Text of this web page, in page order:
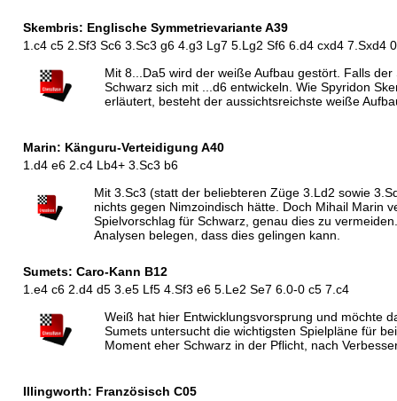
Skembris: Englische Symmetrievariante A39
1.c4 c5 2.Sf3 Sc6 3.Sc3 g6 4.g3 Lg7 5.Lg2 Sf6 6.d4 cxd4 7.Sxd4
Mit 8...Da5 wird der weiße Aufbau gestört. Falls
Schwarz sich mit ...d6 entwickeln. Wie Spyridon
erläutert, besteht der aussichtsreichste weiße
Marin: Känguru-Verteidigung A40
1.d4 e6 2.c4 Lb4+ 3.Sc3 b6
Mit 3.Sc3 (statt der beliebteren Züge 3.Ld2 sowie
nichts gegen Nimzoindisch hätte. Doch Mihail Marin
Spielvorschlag für Schwarz, genau dies zu
Analysen belegen, dass dies gelingen kann.
Sumets: Caro-Kann B12
1.e4 c6 2.d4 d5 3.e5 Lf5 4.Sf3 e6 5.Le2 Se7 6.0-0 c5 7.c4
Weiß hat hier Entwicklungsvorsprung und möchte
Sumets untersucht die wichtigsten Spielpläne für
Moment eher Schwarz in der Pflicht, nach
Illingworth: Französisch C05